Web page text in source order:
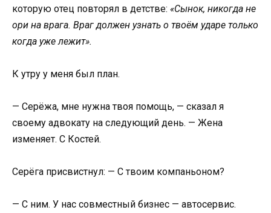
которую отец повторял в детстве: «Сынок, никогда не
ори на врага. Враг должен узнать о твоём ударе только
когда уже лежит».
К утру у меня был план.
— Серёжа, мне нужна твоя помощь, — сказал я
своему адвокату на следующий день. — Жена
изменяет. С Костей.
Серёга присвистнул: — С твоим компаньоном?
— С ним. У нас совместный бизнес — автосервис.